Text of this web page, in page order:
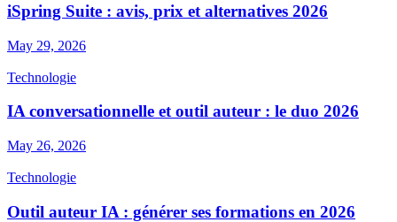
iSpring Suite : avis, prix et alternatives 2026
May 29, 2026
Technologie
IA conversationnelle et outil auteur : le duo 2026
May 26, 2026
Technologie
Outil auteur IA : générer ses formations en 2026